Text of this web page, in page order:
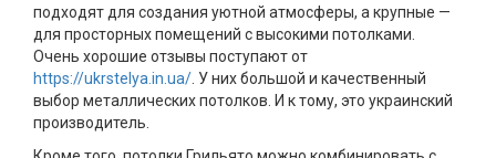
подходят для создания уютной атмосферы, а крупные —
для просторных помещений с высокими потолками.
Очень хорошие отзывы поступают от
https://ukrstelya.in.ua/ . У них большой и качественный
выбор металлических потолков. И к тому, это украинский
производитель.